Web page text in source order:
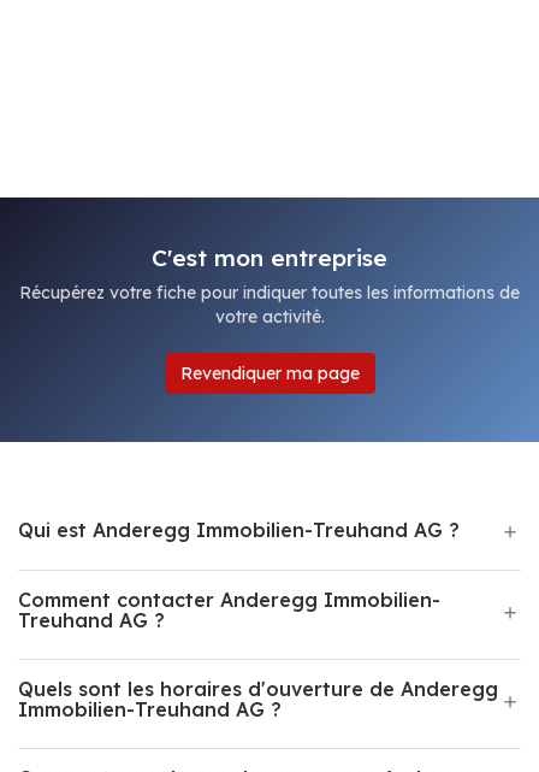
C'est mon entreprise
Récupérez votre fiche pour indiquer toutes les informations de
votre activité.
Revendiquer ma page
Qui est Anderegg Immobilien-Treuhand AG ?
Comment contacter Anderegg Immobilien-
Treuhand AG ?
Quels sont les horaires d'ouverture de Anderegg
Immobilien-Treuhand AG ?